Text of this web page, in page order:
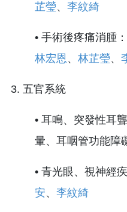
芷瑩、 李紋綺
• 手術後疼痛消腫：
林宏恩、 林芷瑩、
3. 五官系統
• 耳鳴、突發性耳
暈、耳咽管功能障
• 青光眼、視神經
安、 李紋綺